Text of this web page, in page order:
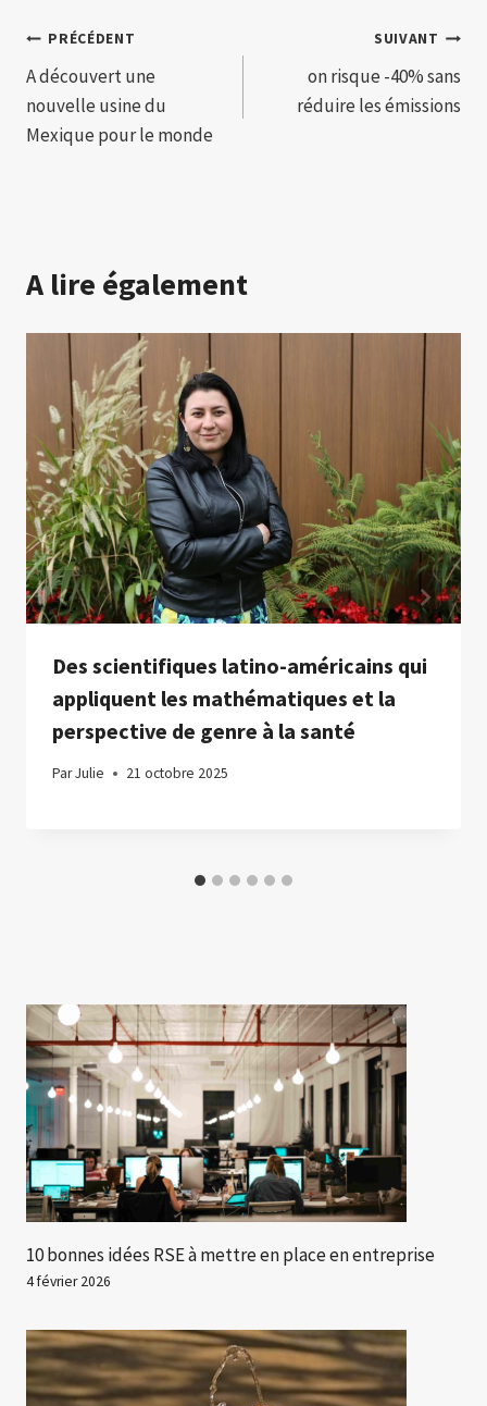
Navigation
de
l’article
PRÉCÉDENT
A découvert une
nouvelle usine du
Mexique pour le monde
SUIVANT
on risque -40% sans
réduire les émissions
A lire également
Des scientifiques latino-américains qui
appliquent les mathématiques et la
perspective de genre à la santé
ParJulie 21 octobre 2025
10 bonnes idées RSE à mettre en place en entreprise
4 février 2026